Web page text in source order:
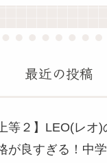
最近の投稿
等２】LEO(レオ)
が良すぎる！中